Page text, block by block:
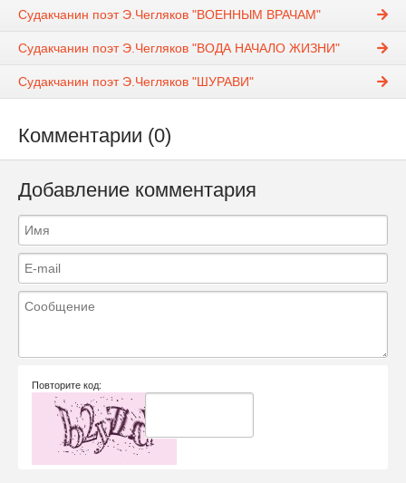
Судакчанин поэт Э.Чегляков "ВОЕННЫМ ВРАЧАМ"
Судакчанин поэт Э.Чегляков "ВОДА НАЧАЛО ЖИЗНИ"
Судакчанин поэт Э.Чегляков "ШУРАВИ"
Комментарии (0)
Добавление комментария
Повторите код: